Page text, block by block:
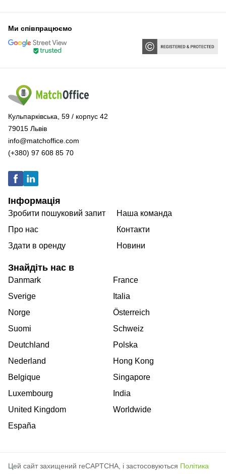
Ми співпрацюємо
Кульпарківська, 59 / корпус 42
79015 Львів
info@matchoffice.com
(+380) 97 608 85 70
Інформація
Зробити пошуковий запит
Про нас
Здати в оренду
Наша команда
Контакти
Новини
Знайдіть нас в
Danmark
Sverige
Norge
Suomi
Deutchland
Nederland
Belgique
Luxembourg
United Kingdom
España
France
Italia
Österreich
Schweiz
Polska
Hong Kong
Singapore
India
Worldwide
Цей сайт захищений reCAPTCHA, і застосовуються Політика